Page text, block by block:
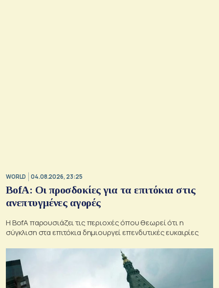
WORLD 04.08.2026, 23:25
BofA: Οι προσδοκίες για τα επιτόκια στις
ανεπτυγμένες αγορές
Η BofA παρουσιάζει τις περιοχές όπου θεωρεί ότι η
σύγκλιση στα επιτόκια δημιουργεί επενδυτικές ευκαιρίες